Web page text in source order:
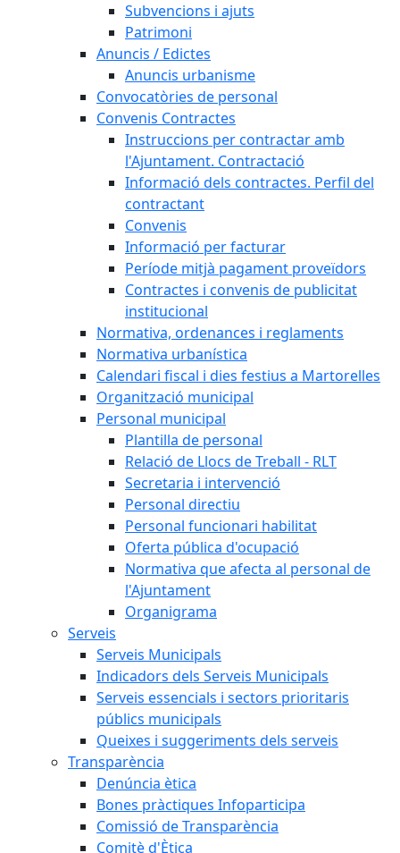
Subvencions i ajuts
Patrimoni
Anuncis / Edictes
Anuncis urbanisme
Convocatòries de personal
Convenis Contractes
Instruccions per contractar amb
l'Ajuntament. Contractació
Informació dels contractes. Perfil del
contractant
Convenis
Informació per facturar
Període mitjà pagament proveïdors
Contractes i convenis de publicitat
institucional
Normativa, ordenances i reglaments
Normativa urbanística
Calendari fiscal i dies festius a Martorelles
Organització municipal
Personal municipal
Plantilla de personal
Relació de Llocs de Treball - RLT
Secretaria i intervenció
Personal directiu
Personal funcionari habilitat
Oferta pública d'ocupació
Normativa que afecta al personal de
l'Ajuntament
Organigrama
Serveis
Serveis Municipals
Indicadors dels Serveis Municipals
Serveis essencials i sectors prioritaris
públics municipals
Queixes i suggeriments dels serveis
Transparència
Denúncia ètica
Bones pràctiques Infoparticipa
Comissió de Transparència
Comitè d'Ètica